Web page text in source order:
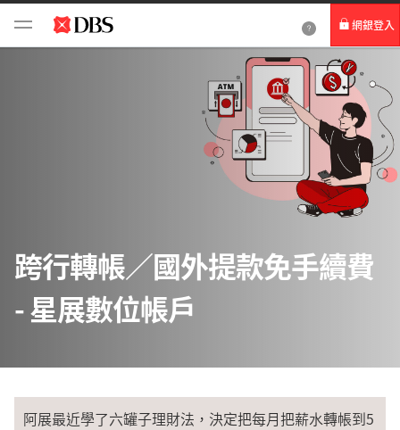
網銀登入
個人網路銀行
Card+ 信用卡數位服務
企業網路銀行
跨行轉帳／國外提款免手續費
- 星展數位帳戶
阿展最近學了六罐子理財法，決定把每月把薪水轉帳到5